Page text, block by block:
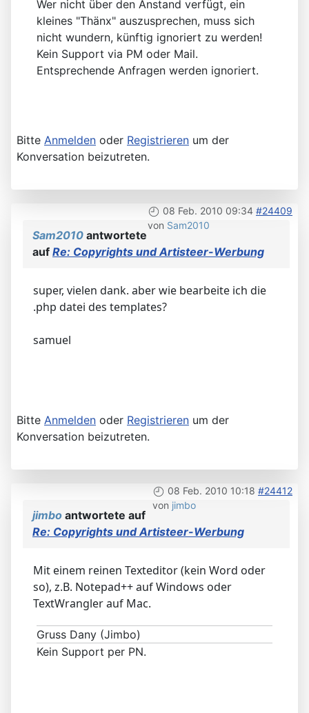
Wer nicht über den Anstand verfügt, ein
kleines "Thänx" auszusprechen, muss sich
nicht wundern, künftig ignoriert zu werden!
Kein Support via PM oder Mail.
Entsprechende Anfragen werden ignoriert.
Bitte Anmelden oder Registrieren um der
Konversation beizutreten.
08 Feb. 2010 09:34 #24409
von Sam2010
Sam2010 antwortete
auf Re: Copyrights und Artisteer-Werbung
super, vielen dank. aber wie bearbeite ich die
.php datei des templates?
samuel
Bitte Anmelden oder Registrieren um der
Konversation beizutreten.
08 Feb. 2010 10:18 #24412
von jimbo
jimbo antwortete auf
Re: Copyrights und Artisteer-Werbung
Mit einem reinen Texteditor (kein Word oder
so), z.B. Notepad++ auf Windows oder
TextWrangler auf Mac.
Gruss Dany (Jimbo)
Kein Support per PN.